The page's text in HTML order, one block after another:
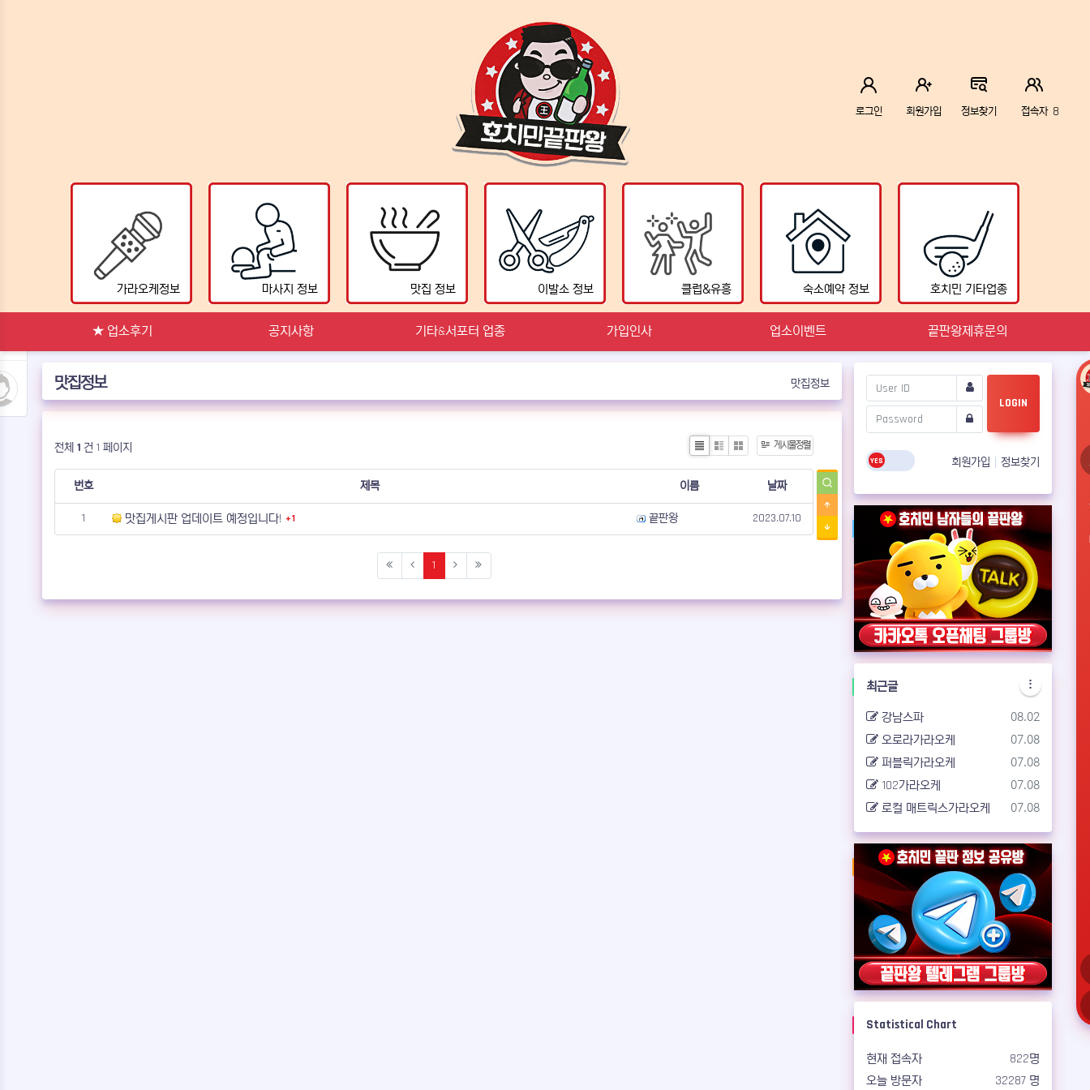
로그인 회원가입 정보찾기 접속자 8
가라오케정보 마사지 정보 맛집 정보 이발소 정보 클럽&유흥 숙소예약 정보 호치민 기타업종
★ 업소후기 공지사항 기타&서포터 업종 가입인사 업소이벤트 끝판왕제휴문의
맛집정보 맛집정보
전체 1 건 1 페이지 게시물정렬날짜순 정렬
ListWebzineGallery
번호
제목 이름 날짜
번호
1 맛집게시판 업데이트 예정입니다! 댓글
1 등록자
끝판왕 등록일
2023.07.10
1 (current)
LOGIN
회원가입 정보찾기
최근글
등록일
08.02
강남스파
등록일
07.08
오로라가라오케
등록일
07.08
퍼블릭가라오케
등록일
07.08
102가라오케
등록일
07.08
로컬 매트릭스가라오케
Statistical Chart
현재 접속자
822명
오늘 방문자
32287 명